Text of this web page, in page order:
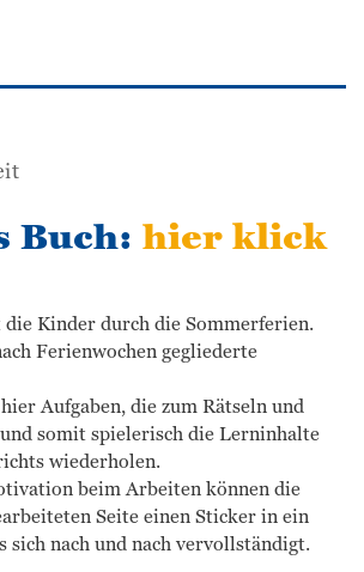
Buch: hier klick
Kinder durch die Sommerferien.
Ferienwochen gegliederte
Aufgaben, die zum Rätseln und
somit spielerisch die Lerninhalte
wiederholen.
beim Arbeiten können die
Seite einen Sticker in ein
sich nach und nach vervollständigt.